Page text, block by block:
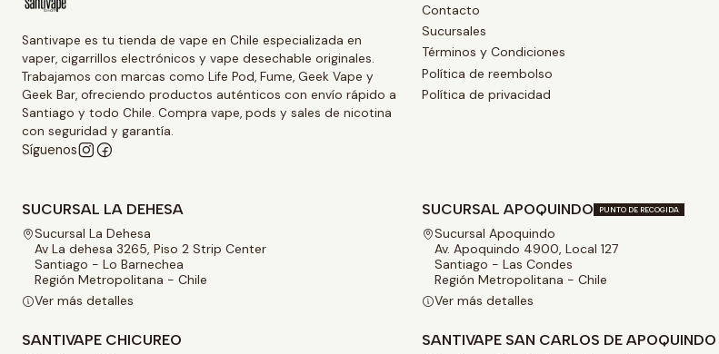
Santivape es tu tienda de vape en Chile especializada en
vaper, cigarrillos electrónicos y vape desechable originales.
Trabajamos con marcas como Life Pod, Fume, Geek Vape y
Geek Bar, ofreciendo productos auténticos con envío rápido a
Santiago y todo Chile. Compra vape, pods y sales de nicotina
con seguridad y garantía.
Síguenos
Contacto
Sucursales
Términos y Condiciones
Política de reembolso
Política de privacidad
SUCURSAL LA DEHESA
Sucursal La Dehesa
Av La dehesa 3265, Piso 2 Strip Center
Santiago - Lo Barnechea
Región Metropolitana - Chile
Ver más detalles
SUCURSAL APOQUINDO PUNTO DE RECOGIDA
Sucursal Apoquindo
Av. Apoquindo 4900, Local 127
Santiago - Las Condes
Región Metropolitana - Chile
Ver más detalles
SANTIVAPE CHICUREO SANTIVAPE SAN CARLOS DE APOQUINDO